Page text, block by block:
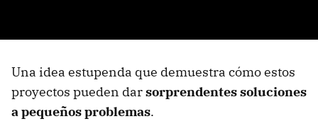
Una idea estupenda que demuestra cómo estos
proyectos pueden darsorprendentes soluciones
a pequeños problemas.